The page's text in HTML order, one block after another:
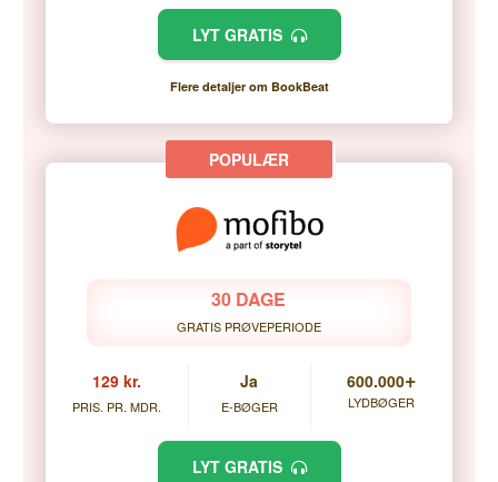
LYT GRATIS
Flere detaljer om BookBeat
30 DAGE
GRATIS PRØVEPERIODE
129 kr.
PRIS. PR. MDR.
Ja
E-BØGER
600.000+
LYDBØGER
LYT GRATIS